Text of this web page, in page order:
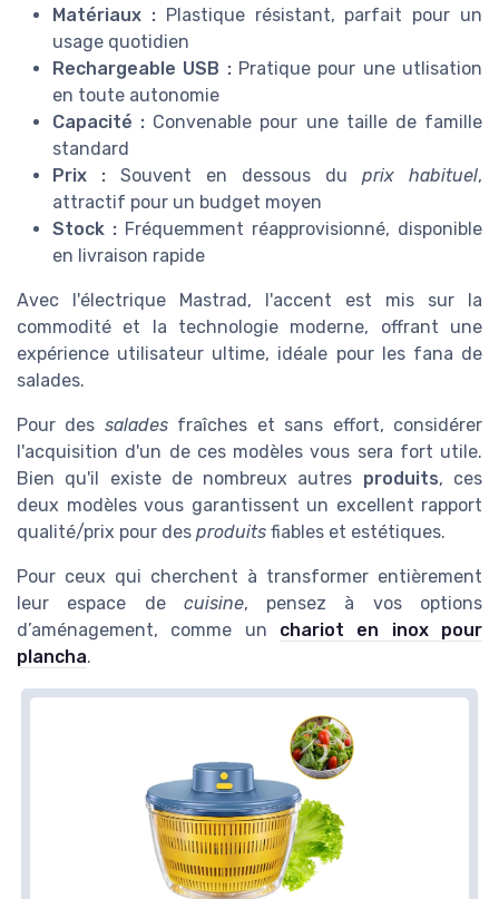
Matériaux :Plastique résistant, parfait pour un
usage quotidien
Rechargeable USB :Pratique pour une utlisation
en toute autonomie
Capacité : Convenable pour une taille de famille
standard
Prix : Souvent en dessous du prix habituel,
attractif pour un budget moyen
Stock : Fréquemment réapprovisionné, disponible
en livraison rapide
Avec l'électrique Mastrad, l'accent est mis sur la
commodité et la technologie moderne, offrant une
expérience utilisateur ultime, idéale pour les fana de
salades.
Pour des saladesfraîches et sans effort, considérer
l'acquisition d'un de ces modèles vous sera fort utile.
Bien qu'il existe de nombreux autres produits, ces
deux modèles vous garantissent un excellent rapport
qualité/prix pour des produits fiables et estétiques.
Pour ceux qui cherchent à transformer entièrement
leur espace de cuisine, pensez à vos options
d’aménagement, comme un chariot en inox pour
plancha.